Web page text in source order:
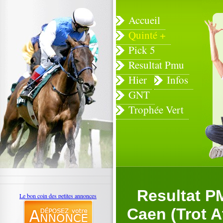
Accueil
Quinté +
Pick 5
Resultat Pmu
Hier
Infos
GNT
Trophée Vert
Resultat
Caen (Trot
Le bon coin des petites annonces